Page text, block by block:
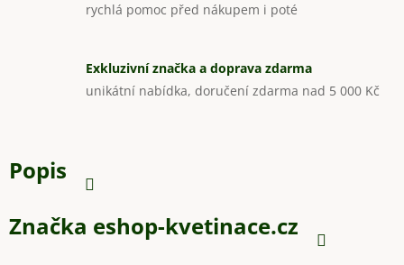
rychlá pomoc před nákupem i poté
Exkluzivní značka a doprava zdarma
unikátní nabídka, doručení zdarma nad 5 000 Kč
Popis
Značka eshop-kvetinace.cz